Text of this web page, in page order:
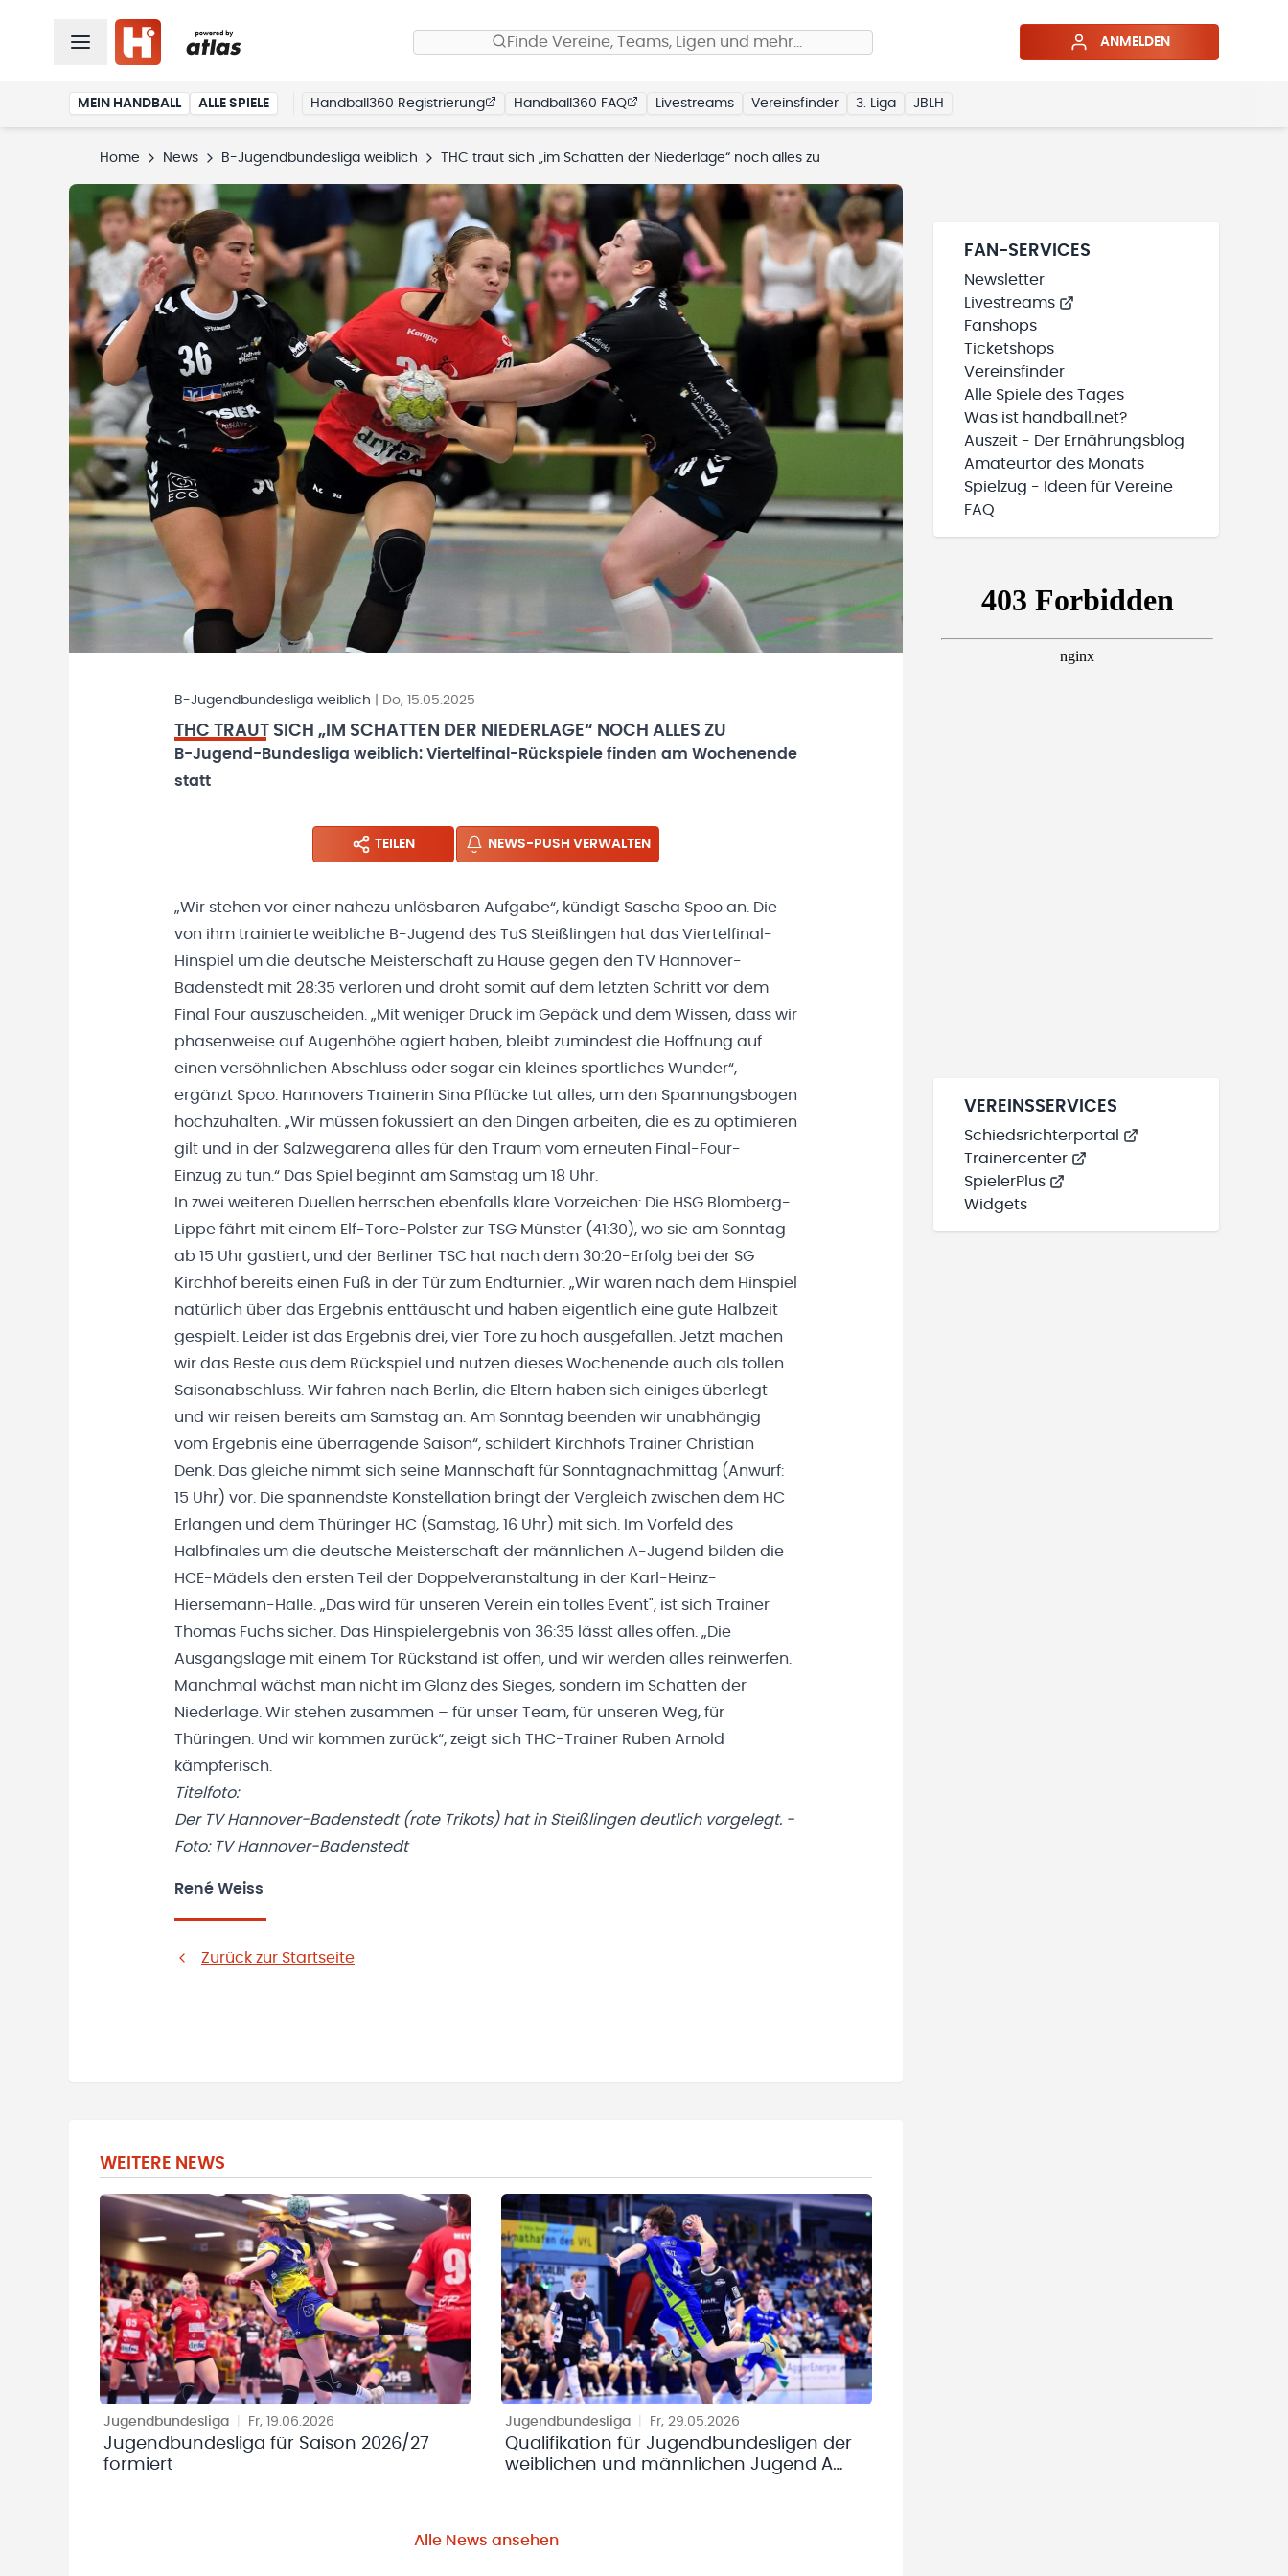
Finde Vereine, Teams, Ligen und mehr… ANMELDEN
MEIN HANDBALL ALLE SPIELE Handball360 Registrierung Handball360 FAQ Livestreams Vereinsfinder 3. Liga JBLH
Home News B-Jugendbundesliga weiblich THC traut sich „im Schatten der Niederlage“ noch alles zu
B-Jugendbundesliga weiblich Do, 15.05.2025
THC TRAUT SICH „IM SCHATTEN DER NIEDERLAGE“ NOCH ALLES ZU
B-Jugend-Bundesliga weiblich: Viertelfinal-Rückspiele finden am Wochenende
statt
TEILEN NEWS-PUSH VERWALTEN
„Wir stehen vor einer nahezu unlösbaren Aufgabe“, kündigt Sascha Spoo an. Die
von ihm trainierte weibliche B-Jugend des TuS Steißlingen hat das Viertelfinal-
Hinspiel um die deutsche Meisterschaft zu Hause gegen den TV Hannover-
Badenstedt mit 28:35 verloren und droht somit auf dem letzten Schritt vor dem
Final Four auszuscheiden. „Mit weniger Druck im Gepäck und dem Wissen, dass wir
phasenweise auf Augenhöhe agiert haben, bleibt zumindest die Hoffnung auf
einen versöhnlichen Abschluss oder sogar ein kleines sportliches Wunder“,
ergänzt Spoo. Hannovers Trainerin Sina Pflücke tut alles, um den Spannungsbogen
hochzuhalten. „Wir müssen fokussiert an den Dingen arbeiten, die es zu optimieren
gilt und in der Salzwegarena alles für den Traum vom erneuten Final-Four-
Einzug zu tun.“ Das Spiel beginnt am Samstag um 18 Uhr.
In zwei weiteren Duellen herrschen ebenfalls klare Vorzeichen: Die HSG Blomberg-
Lippe fährt mit einem Elf-Tore-Polster zur TSG Münster (41:30), wo sie am Sonntag
ab 15 Uhr gastiert, und der Berliner TSC hat nach dem 30:20-Erfolg bei der SG
Kirchhof bereits einen Fuß in der Tür zum Endturnier. „Wir waren nach dem Hinspiel
natürlich über das Ergebnis enttäuscht und haben eigentlich eine gute Halbzeit
gespielt. Leider ist das Ergebnis drei, vier Tore zu hoch ausgefallen. Jetzt machen
wir das Beste aus dem Rückspiel und nutzen dieses Wochenende auch als tollen
Saisonabschluss. Wir fahren nach Berlin, die Eltern haben sich einiges überlegt
und wir reisen bereits am Samstag an. Am Sonntag beenden wir unabhängig
vom Ergebnis eine überragende Saison“, schildert Kirchhofs Trainer Christian
Denk. Das gleiche nimmt sich seine Mannschaft für Sonntagnachmittag (Anwurf:
15 Uhr) vor. Die spannendste Konstellation bringt der Vergleich zwischen dem HC
Erlangen und dem Thüringer HC (Samstag, 16 Uhr) mit sich. Im Vorfeld des
Halbfinales um die deutsche Meisterschaft der männlichen A-Jugend bilden die
HCE-Mädels den ersten Teil der Doppelveranstaltung in der Karl-Heinz-
Hiersemann-Halle. „Das wird für unseren Verein ein tolles Event", ist sich Trainer
Thomas Fuchs sicher. Das Hinspielergebnis von 36:35 lässt alles offen. „Die
Ausgangslage mit einem Tor Rückstand ist offen, und wir werden alles reinwerfen.
Manchmal wächst man nicht im Glanz des Sieges, sondern im Schatten der
Niederlage. Wir stehen zusammen – für unser Team, für unseren Weg, für
Thüringen. Und wir kommen zurück“, zeigt sich THC-Trainer Ruben Arnold
kämpferisch.
Titelfoto:
Der TV Hannover-Badenstedt (rote Trikots) hat in Steißlingen deutlich vorgelegt. -
Foto: TV Hannover-Badenstedt
René Weiss
Zurück zur Startseite
WEITERE NEWS
Jugendbundesliga Fr, 19.06.2026
Jugendbundesliga für Saison 2026/27
formiert
Jugendbundesliga Fr, 29.05.2026
Qualifikation für Jugendbundesligen der
weiblichen und männlichen Jugend A
Alle News ansehen
FAN-SERVICES
Newsletter
Livestreams
Fanshops
Ticketshops
Vereinsfinder
Alle Spiele des Tages
Was ist handball.net?
Auszeit - Der Ernährungsblog
Amateurtor des Monats
Spielzug - Ideen für Vereine
FAQ
VEREINSSERVICES
Schiedsrichterportal
Trainercenter
SpielerPlus
Widgets